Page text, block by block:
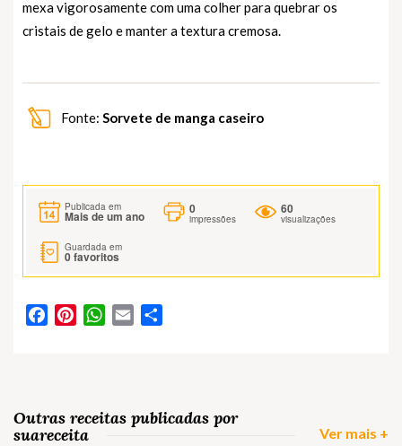
mexa vigorosamente com uma colher para quebrar os
cristais de gelo e manter a textura cremosa.
Fonte: Sorvete de manga caseiro
Publicada em
Mais de um ano
0
impressões
60
visualizações
Guardada em
0favoritos
FacebookPinterestWhatsApp
Email
Outras receitas publicadas por
suareceita
Ver mais +